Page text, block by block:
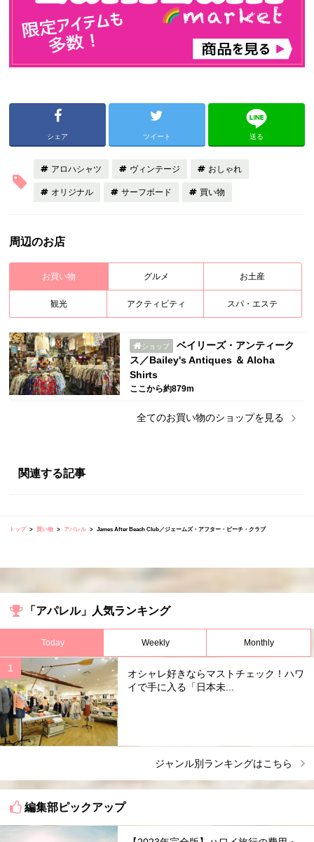
シェア ツイート 送る
アロハシャツ ヴィンテージ おしゃれ
オリジナル サーフボード 買い物
周辺のお店
お買い物 グルメ お土産
観光 アクティビティ スパ・エステ
ショップ
ベイリーズ・アンティーク
ス／Bailey's Antiques ＆ Aloha
Shirts
ここから約879m
全てのお買い物のショップを見る
関連する記事
トップ 買い物 アパレル James After Beach Club／ジェームズ・アフター・ビーチ・クラブ
「アパレル」人気ランキング
Today Weekly Monthly
オシャレ好きならマストチェック！ハワ
イで手に入る「日本未...
ジャンル別ランキングはこちら
編集部ピックアップ